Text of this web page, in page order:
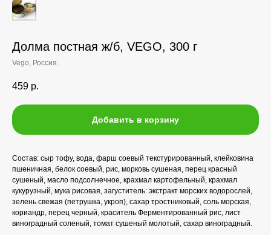
Долма постная ж/б, VEGO, 300 г
Vego, Россия.
459 р.
Добавить в корзину
Состав: сыр тофу, вода, фарш соевый текстурированный, клейковина
пшеничная, белок соевый, рис, морковь сушеная, перец красный
сушеный, масло подсолнечное, крахмал картофельный, крахмал
кукурузный, мука рисовая, загуститель: экстракт морских водорослей,
зелень свежая (петрушка, укроп), сахар тростниковый, соль морская,
кориандр, перец черный, краситель Ферментированный рис, лист
виноградный соленый, томат сушеный молотый, сахар виноградный.